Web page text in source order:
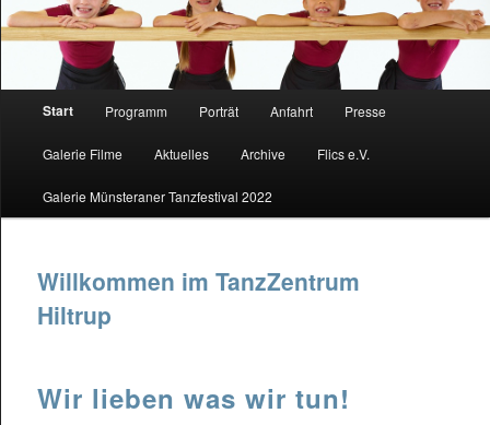
Hauptmenü
Zum
primären
Inhalt
Start Programm Porträt Anfahrt Presse
Galerie Filme Aktuelles Archive Flics e.V.
Galerie Münsteraner Tanzfestival 2022
Willkommen im TanzZentrum
Hiltrup
Wir lieben was wir tun!